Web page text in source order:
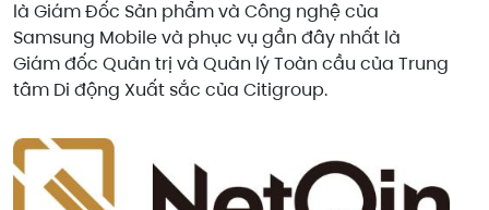
là Giám Đốc Sản phẩm và Công nghệ của
Samsung Mobile và phục vụ gần đây nhất là
Giám đốc Quản trị và Quản lý Toàn cầu của Trung
tâm Di động Xuất sắc của Citigroup.